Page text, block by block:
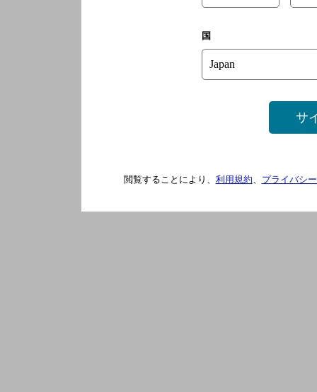
国
サ
閲覧することにより、 利用規約、 プライバシ